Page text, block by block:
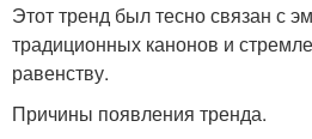
Этот тренд был тесно связан с
традиционных канонов и
равенству.
Причины появления тренда.